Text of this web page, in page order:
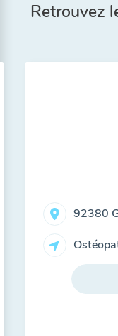
Retrouvez
92380